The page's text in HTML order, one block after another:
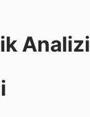
Analizi